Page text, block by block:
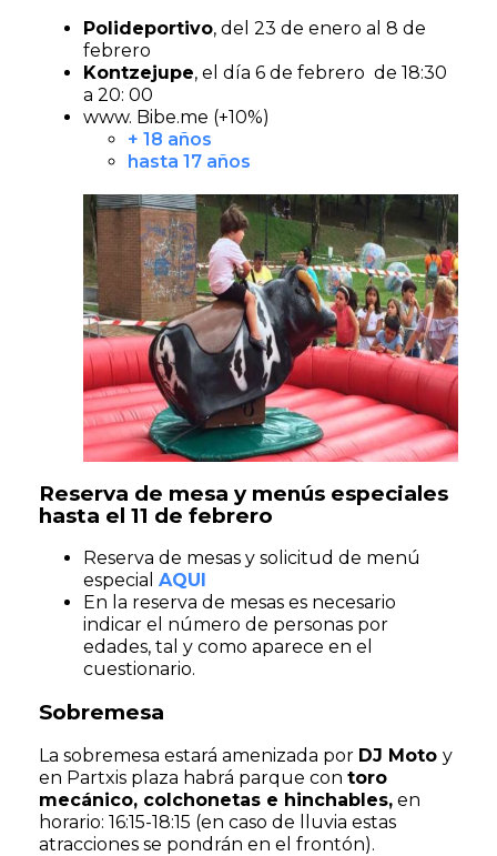
Polideportivo, del 23 de enero al 8 de
febrero
Kontzejupe, el día 6 de febrero de 18:30
a 20: 00
www. Bibe.me (+10%)
+ 18 años
hasta 17 años
Reserva de mesa y menús especiales
hasta el 11 de febrero
Reserva de mesas y solicitud de menú
especial AQUI
En la reserva de mesas es necesario
indicar el número de personas por
edades, tal y como aparece en el
cuestionario.
Sobremesa
La sobremesa estará amenizada por DJ Moto y
en Partxis plaza habrá parque con toro
mecánico, colchonetas e hinchables, en
horario: 16:15-18:15 (en caso de lluvia estas
atracciones se pondrán en el frontón).